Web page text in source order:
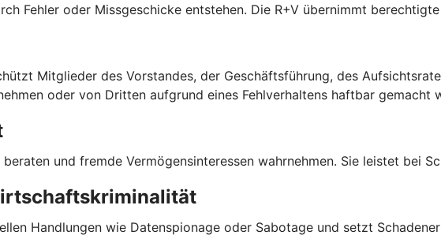
Fehler oder Missgeschicke entstehen. Die R+V übernimmt
Mitglieder des Vorstandes, der Geschäftsführung, des
oder von Dritten aufgrund eines Fehlverhaltens haftbar gemacht
und fremde Vermögensinteressen wahrnehmen. Sie leistet bei
Handlungen wie Datenspionage oder Sabotage und setzt